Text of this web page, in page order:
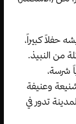
حفلاً كبيراً،
من النبيذ.
شرسة،
وعنيفة
تدور في